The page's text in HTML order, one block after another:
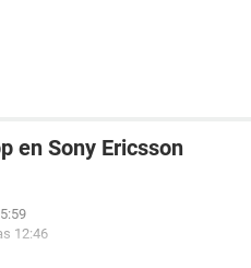
en Sony Ericsson
12:46